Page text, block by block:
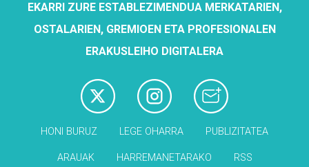
EKARRI ZURE ESTABLEZIMENDUA MERKATARIEN,
OSTALARIEN, GREMIOEN ETA PROFESIONALEN
ERAKUSLEIHO DIGITALERA
HONI BURUZ LEGE OHARRA PUBLIZITATEA
ARAUAK HARREMANETARAKO RSS